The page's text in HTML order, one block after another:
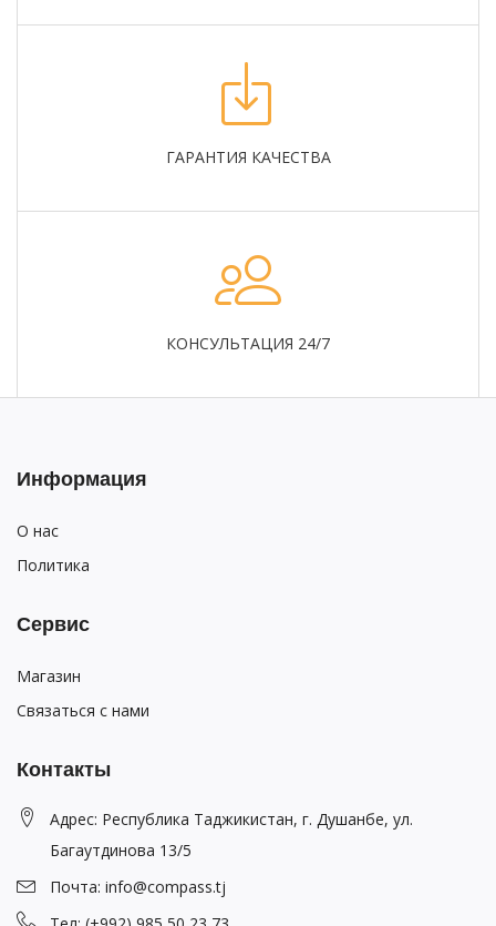
ГАРАНТИЯ КАЧЕСТВА
КОНСУЛЬТАЦИЯ 24/7
Информация
О нас
Политика
Сервис
Магазин
Связаться с нами
Контакты
Адрес: Республика Таджикистан, г. Душанбе, ул.
Багаутдинова 13/5
Почта: info@compass.tj